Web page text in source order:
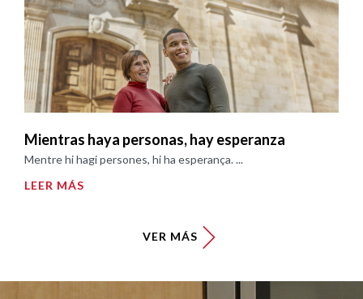
Mientras haya personas, hay esperanza
Mentre hi hagi persones, hi ha esperança. ...
LEER MÁS
VER MÁS